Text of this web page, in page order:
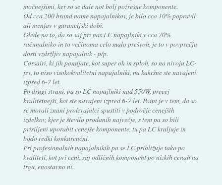
močnejšimi, ker so se dale not bolj požrešne komponente.
Od cca 200 brand name napajalnikov, je bilo cca 10% popravil
ali menjav v garancijski dobi.
Glede na to, da so saj pri nas LC napajlniki v cca 70%
računalniko in to večinoma celo malo prešvoh, je to v povprečju
dosti vzdržljiv napajalnik - p/p.
Corsairi, ki jih ponujate, kot super oh in sploh, so na nivoju LC-
jev, to niso visokokvalitetni napajalniki, na kakršne ste navajeni
izpred 6-7 let.
Po drugi strani, pa so LC napajlniki nad 550W, precej
kvalitetnejši, kot ste navajeni izpred 6-7 let. Point je v tem, da so
se morali znani proizvajalci spustiti v področje cenejših
izdelkov, kjer je število prodanih največje, s tem pa so bili
prisiljeni uporabit cenejše komponente, tu pa LC kraljuje in
bodo redki konkurenčni.
Pri profesionalnih napajalnikih pa se LC približuje tako po
kvaliteti, kot pri ceni, saj odličnih komponent po nizkih cenah na
trgu, enostavno ni.